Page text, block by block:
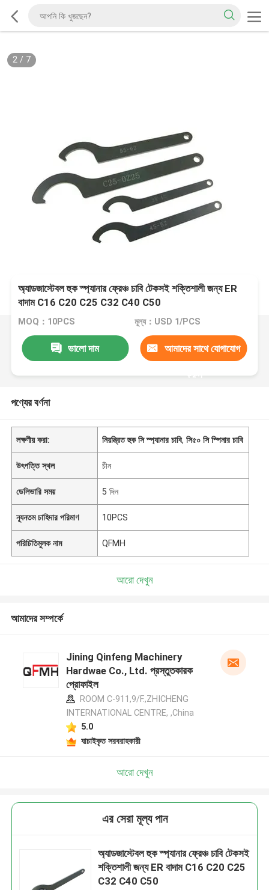
2/ 7
অ্যাডজাস্টেবল হুক স্প্যানার ফ্রেঞ্চ চাবি টেকসই শক্তিশালী জন্য ER
বাদাম C16 C20 C25 C32 C40 C50
MOQ：10PCS মূল্য：USD 1/PCS
ভালো দাম আমাদের সাথে যোগাযোগ
করুন
পণ্যের বর্ণনা
লক্ষণীয় করা: নিয়ন্ত্রিত হুক সি স্প্যানার চাবি,সি৫০ সি স্পিনার চাবি
উৎপত্তি স্থল চীন
ডেলিভারি সময় 5 দিন
ন্যূনতম চাহিদার পরিমাণ 10PCS
পরিচিতিমুলক নাম QFMH
আরো দেখুন
আমাদের সম্পর্কে
Jining Qinfeng Machinery
Hardwae Co., Ltd. প্রস্তুতকারক
প্রোফাইল
ROOM C-911,9/F.,ZHICHENG
INTERNATIONAL CENTRE, ,China
5.0
যাচাইকৃত সরবরাহকারী
আরো দেখুন
এর সেরা মূল্য পান
অ্যাডজাস্টেবল হুক স্প্যানার ফ্রেঞ্চ চাবি টেকসই
শক্তিশালী জন্য ER বাদাম C16 C20 C25
C32 C40 C50